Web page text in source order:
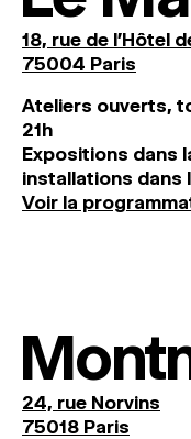
18, rue de l'Hôtel
75004 Paris
Ateliers ouverts,
21h
Expositions dans
installations dans
Voir la
24, rue Norvins
75018 Paris